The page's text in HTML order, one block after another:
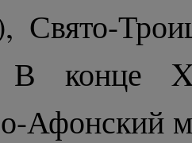
Свято-
конце
Афонский